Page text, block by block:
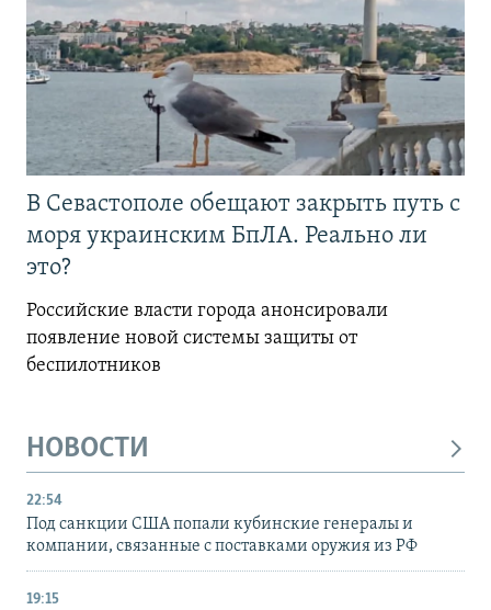
В Севастополе обещают закрыть путь с
моря украинским БпЛА. Реально ли
это?
Российские власти города анонсировали
появление новой системы защиты от
беспилотников
НОВОСТИ
22:54
Под санкции США попали кубинские генералы и
компании, связанные с поставками оружия из РФ
19:15